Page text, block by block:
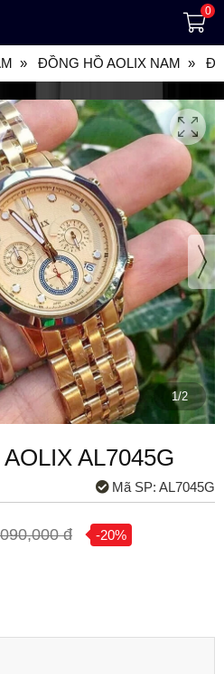
0
ĐỒNG HỒ AOLIX NAM
1/2
AL7045G
Mã SP: AL7045G
đ -20%